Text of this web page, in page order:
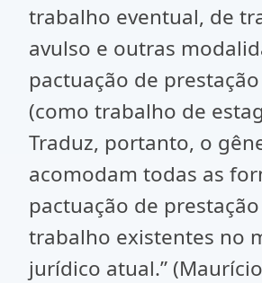
trabalho eventual, de
avulso e outras
pactuação de
(como trabalho de
Traduz, portanto, o
acomodam todas as
pactuação de
trabalho existentes no
jurídico atual.”